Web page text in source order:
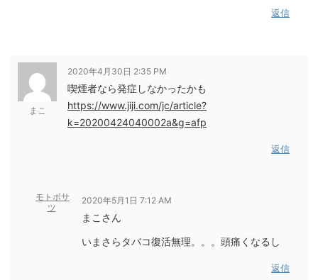
返信
まこ
2020年4月30日 2:35 PM
喫煙者なら発症しなかったかも
https://www.jiji.com/jc/article?
k=20200424040002a&g=afp
返信
モトボサ
ツ
2020年5月1日 7:12 AM
まこさん
いまさらタバコ復活無理。。。頭痛くなるし
返信